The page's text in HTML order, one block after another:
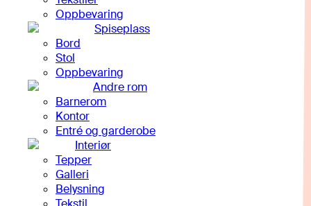
Oppbevaring
Spiseplass
Bord
Stol
Oppbevaring
Andre rom
Barnerom
Kontor
Entré og garderobe
Interiør
Tepper
Galleri
Belysning